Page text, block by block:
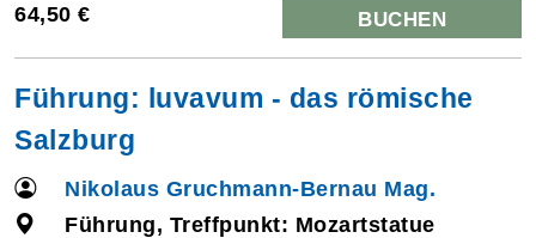
64,50 € BUCHEN
Führung: luvavum - das römische
Salzburg
Nikolaus Gruchmann-Bernau Mag.
Führung, Treffpunkt: Mozartstatue